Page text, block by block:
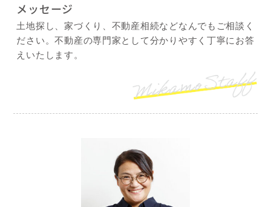
メッセージ
土地探し、家づくり、不動産相続などなんでもご相談く
ださい。不動産の専門家として分かりやすく丁寧にお答
えいたします。